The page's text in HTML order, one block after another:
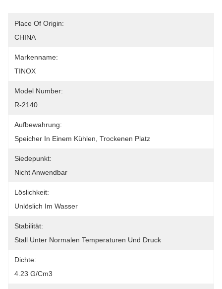
Place Of Origin:
CHINA
Markenname:
TINOX
Model Number:
R-2140
Aufbewahrung:
Speicher In Einem Kühlen, Trockenen Platz
Siedepunkt:
Nicht Anwendbar
Löslichkeit:
Unlöslich Im Wasser
Stabilität:
Stall Unter Normalen Temperaturen Und Druck
Dichte:
4.23 G/cm3